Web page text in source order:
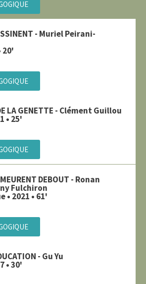
- Muriel Peirani-
20'
LA GENETTE - Clément Guillou
• 25'
DEBOUT - Ronan
Fulchiron
• 2021 • 61'
- Gu Yu
• 30'